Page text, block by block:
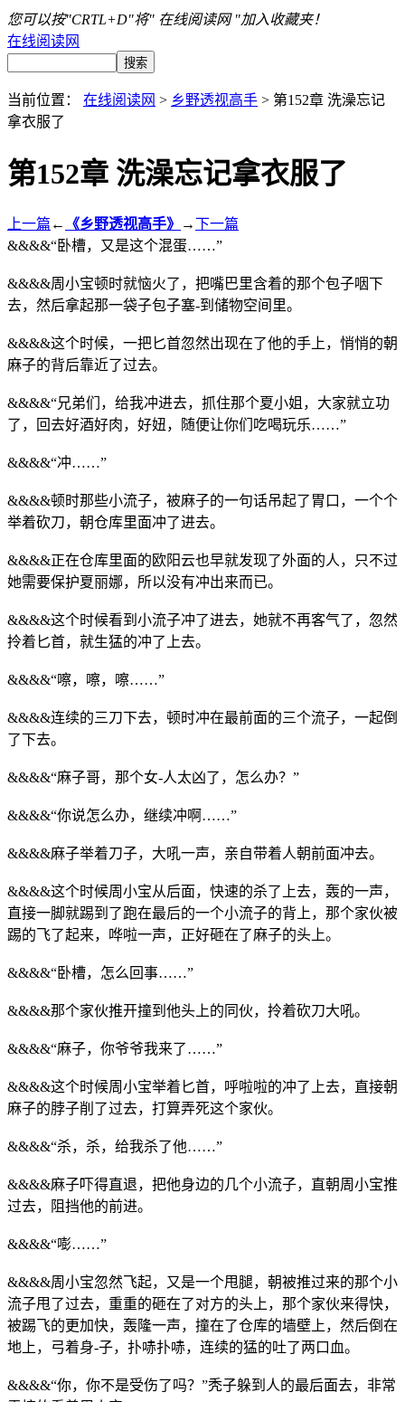
您可以按"CRTL+D"将" 在线阅读网 "加入收藏夹！
在线阅读网
当前位置： 在线阅读网 > 乡野透视高手 > 第152章 洗澡忘记
拿衣服了
第152章 洗澡忘记拿衣服了
上一篇 ← 《乡野透视高手》 →下一篇
&&&&“卧槽，又是这个混蛋……”
&&&&周小宝顿时就恼火了，把嘴巴里含着的那个包子咽下
去，然后拿起那一袋子包子塞-到储物空间里。
&&&&这个时候，一把匕首忽然出现在了他的手上，悄悄的朝
麻子的背后靠近了过去。
&&&&“兄弟们，给我冲进去，抓住那个夏小姐，大家就立功
了，回去好酒好肉，好妞，随便让你们吃喝玩乐……”
&&&&“冲……”
&&&&顿时那些小流子，被麻子的一句话吊起了胃口，一个个
举着砍刀，朝仓库里面冲了进去。
&&&&正在仓库里面的欧阳云也早就发现了外面的人，只不过
她需要保护夏丽娜，所以没有冲出来而已。
&&&&这个时候看到小流子冲了进去，她就不再客气了，忽然
拎着匕首，就生猛的冲了上去。
&&&&“嚓，嚓，嚓……”
&&&&连续的三刀下去，顿时冲在最前面的三个流子，一起倒
了下去。
&&&&“麻子哥，那个女-人太凶了，怎么办？”
&&&&“你说怎么办，继续冲啊……”
&&&&麻子举着刀子，大吼一声，亲自带着人朝前面冲去。
&&&&这个时候周小宝从后面，快速的杀了上去，轰的一声，
直接一脚就踢到了跑在最后的一个小流子的背上，那个家伙被
踢的飞了起来，哗啦一声，正好砸在了麻子的头上。
&&&&“卧槽，怎么回事……”
&&&&那个家伙推开撞到他头上的同伙，拎着砍刀大吼。
&&&&“麻子，你爷爷我来了……”
&&&&这个时候周小宝举着匕首，呼啦啦的冲了上去，直接朝
麻子的脖子削了过去，打算弄死这个家伙。
&&&&“杀，杀，给我杀了他……”
&&&&麻子吓得直退，把他身边的几个小流子，直朝周小宝推
过去，阻挡他的前进。
&&&&“嘭……”
&&&&周小宝忽然飞起，又是一个甩腿，朝被推过来的那个小
流子甩了过去，重重的砸在了对方的头上，那个家伙来得快，
被踢飞的更加快，轰隆一声，撞在了仓库的墙壁上，然后倒在
地上，弓着身-子，扑哧扑哧，连续的猛的吐了两口血。
&&&&“你，你不是受伤了吗？”秃子躲到人的最后面去，非常